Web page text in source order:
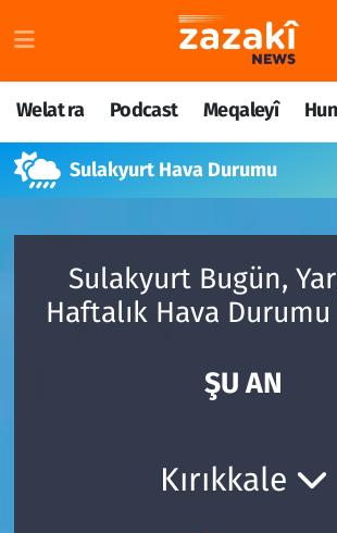
Welat ra Podcast Meqaleyî
Sulakyurt Hava Durumu
Sulakyurt Bugün,
Haftalık Hava
ŞU AN
Kırıkkale
Welat ra
Podcast
Meqaleyî
Dinya
Nöbetçi Eczaneler
Hava Durumu
Namaz Vakitleri
Süper Lig Puan Durumu ve